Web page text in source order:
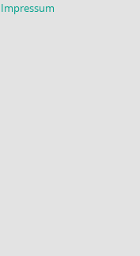
Impressum